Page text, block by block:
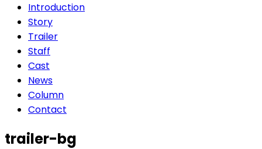
Introduction
Story
Trailer
Staff
Cast
News
Column
Contact
trailer-bg